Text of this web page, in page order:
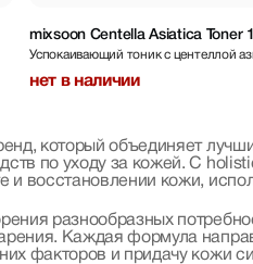
mixsoon Centella Asiatica Toner
Успокаивающий тоник с центеллой
нет в наличии
который объединяет
по уходу за кожей. С
и восстановлении кожи,
разнообразных
Каждая формула
факторов и придачу кожи